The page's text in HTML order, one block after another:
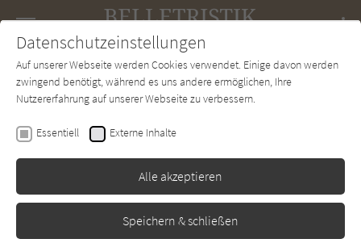
SUCHE Forum Charts Newsletter
Heike Abidi
Spätsommerglück
Erschienen: Mai 2026 0
Datenschutzeinstellungen
Auf unserer Webseite werden Cookies verwendet. Einige davon werden
zwingend benötigt, während es uns andere ermöglichen, Ihre
Nutzererfahrung auf unserer Webseite zu verbessern.
Essentiell Externe Inhalte
Alle akzeptieren
Speichern & schließen